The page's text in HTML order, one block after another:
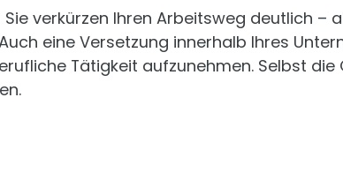
verkürzen Ihren Arbeitsweg deutlich
eine Versetzung innerhalb Ihres
Tätigkeit aufzunehmen. Selbst